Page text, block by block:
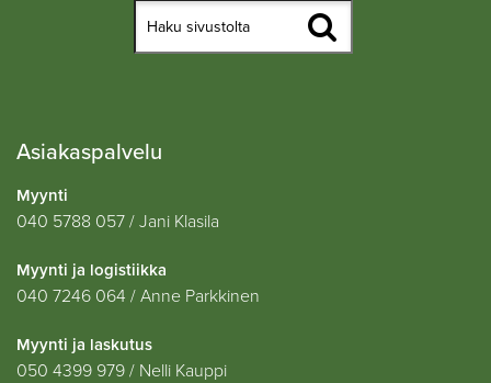
Asiakaspalvelu
Myynti
040 5788 057 / Jani Klasila
Myynti ja logistiikka
040 7246 064 / Anne Parkkinen
Myynti ja laskutus
050 4399 979 / Nelli Kauppi